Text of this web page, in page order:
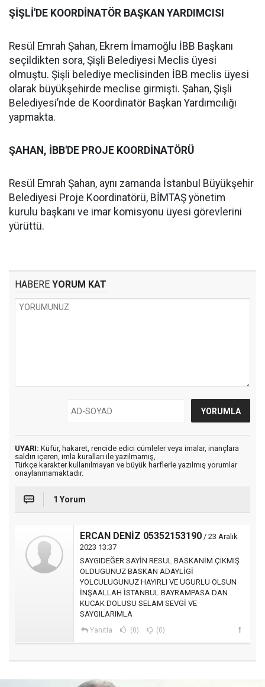
ŞİŞLİ'DE KOORDİNATÖR BAŞKAN YARDIMCISI
Resül Emrah Şahan, Ekrem İmamoğlu İBB Başkanı
seçildikten sora, Şişli Belediyesi Meclis üyesi
olmuştu. Şişli belediye meclisinden İBB meclis üyesi
olarak büyükşehirde meclise girmişti. Şahan, Şişli
Belediyesi’nde de Koordinatör Başkan Yardımcılığı
yapmakta.
ŞAHAN, İBB'DE PROJE KOORDİNATÖRÜ
Resül Emrah Şahan, aynı zamanda İstanbul Büyükşehir
Belediyesi Proje Koordinatörü, BİMTAŞ yönetim
kurulu başkanı ve imar komisyonu üyesi görevlerini
yürüttü.
HABERE YORUM KAT
UYARI: Küfür, hakaret, rencide edici cümleler veya imalar, inançlara
saldırı içeren, imla kuralları ile yazılmamış,
Türkçe karakter kullanılmayan ve büyük harflerle yazılmış yorumlar
onaylanmamaktadır.
1 Yorum
ERCAN DENİZ 05352153190 / 23 Aralık
2023 13:37
SAYGIDEĞER SAYİN RESUL BASKANİM ÇIKMIŞ
OLDUGUNUZ BASKAN ADAYLİGİ
YOLCULUGUNUZ HAYIRLI VE UGURLU OLSUN
İNŞAALLAH İSTANBUL BAYRAMPASA DAN
KUCAK DOLUSU SELAM SEVGİ VE
SAYGILARIMLA
Yanıtla (0) (0)